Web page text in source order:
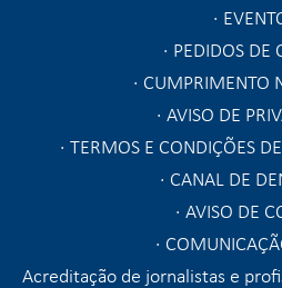
PEDIDOS DE
CUMPRIMENTO
AVISO DE
TERMOS E CONDIÇÕES
CANAL DE
AVISO DE
Acreditação de jornalistas e